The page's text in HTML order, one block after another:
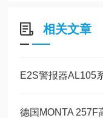
相关文章
E2S警报器AL105
德国MONTA 257F